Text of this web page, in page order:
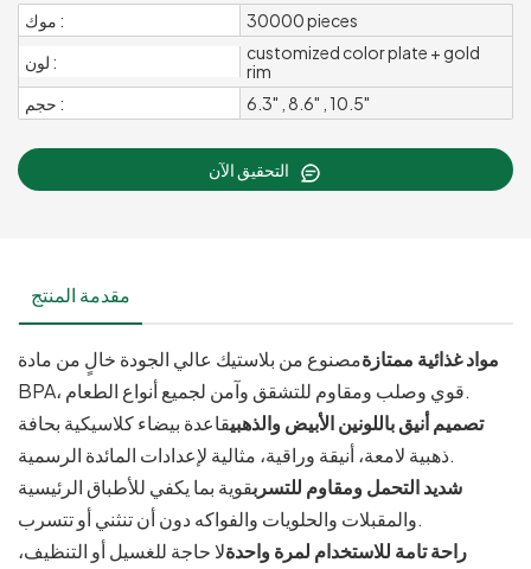
موك :
30000 pieces
لون :
customized color plate + gold
rim
حجم :
6.3" , 8.6" , 10.5"
مقدمة المنتج
مواد غذائية ممتازةمصنوع من بلاستيك عالي الجودة خالٍ من مادة
BPA، قوي وصلب ومقاوم للتشقق وآمن لجميع أنواع الطعام.
تصميم أنيق باللونين الأبيض والذهبيقاعدة بيضاء كلاسيكية بحافة
ذهبية لامعة، أنيقة وراقية، مثالية لإعدادات المائدة الرسمية.
شديد التحمل ومقاوم للتسربقوية بما يكفي للأطباق الرئيسية
والمقبلات والحلويات والفواكه دون أن تنثني أو تتسرب.
راحة تامة للاستخدام لمرة واحدةلا حاجة للغسيل أو التنظيف،